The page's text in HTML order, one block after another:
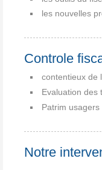
les nouvelles
Controle
contentieux de
Evaluation des
Patrim usagers
Notre